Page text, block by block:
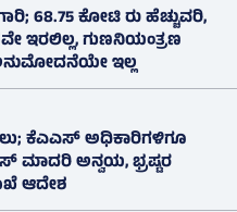
68.75 ಕೋಟಿ ರು ಹೆಚ್ಚುವರಿ,
ಇರಲಿಲ್ಲ, ಗುಣನಿಯಂತ್ರಣ
ಇಲ್ಲ
ಕೆಎಎಸ್ ಅಧಿಕಾರಿಗಳಿಗೂ
ಅನ್ವಯ, ಭ್ರಷ್ಟರ
ಆದೇಶ